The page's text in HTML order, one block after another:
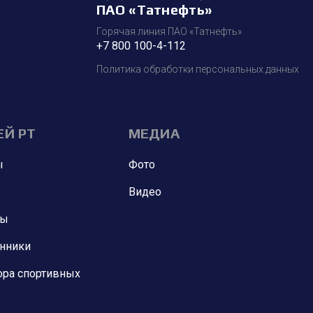
ПАО «Татнефть»
Горячая линия ПАО «Татнефть»
+7 800 100-4-112
Политика обработки персональных данных
РТ
спортивных
МЕДИА
Фото
Видео